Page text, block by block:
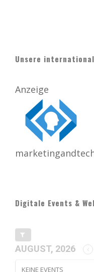
Unsere
Anzeige
Digitale Events &
AUGUST, 2026
KEINE EVENTS